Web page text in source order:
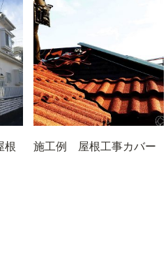
根
施工例 屋根工事カバー